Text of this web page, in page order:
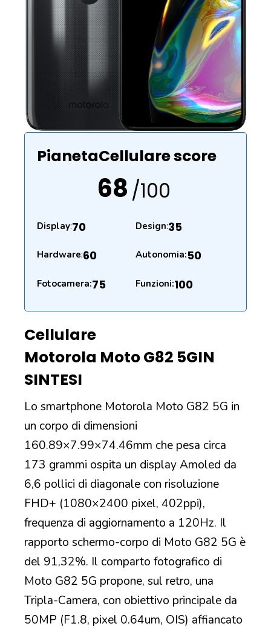
PianetaCellulare score
68 /100
Display:70 Design:35
Hardware:60 Autonomia:50
Fotocamera:75 Funzioni:100
Cellulare
Motorola Moto G82 5GIN
SINTESI
Lo smartphone Motorola Moto G82 5G in
un corpo di dimensioni
160.89×7.99×74.46mm che pesa circa
173 grammi ospita un display Amoled da
6,6 pollici di diagonale con risoluzione
FHD+ (1080×2400 pixel, 402ppi),
frequenza di aggiornamento a 120Hz. Il
rapporto schermo-corpo di Moto G82 5G è
del 91,32%. Il comparto fotografico di
Moto G82 5G propone, sul retro, una
Tripla-Camera, con obiettivo principale da
50MP (F1.8, pixel 0.64um, OIS) affiancato